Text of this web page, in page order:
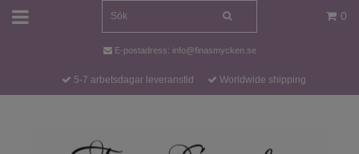
0
E-postadress: info@finasmycken.se
5-7 arbetsdagar leveranstid Worldwide shipping